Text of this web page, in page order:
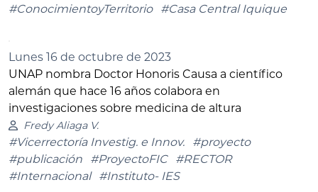
#ConocimientoyTerritorio
#Casa Central Iquique
Lunes 16 de octubre de 2023
UNAP nombra Doctor Honoris Causa a científico
alemán que hace 16 años colabora en
investigaciones sobre medicina de altura
Fredy Aliaga V.
#Vicerrectoría Investig. e Innov.
#proyecto
#publicación
#ProyectoFIC
#RECTOR
#Internacional
#Instituto- IES